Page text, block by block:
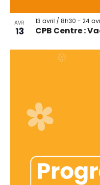
AVR
13 CPB Centre :
13 avril / 8h30 - 24